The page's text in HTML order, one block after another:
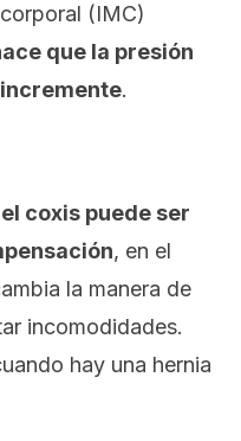
(IMC)
que la presión
.
coxis puede ser
, en el
la manera de
incomodidades.
hay una hernia